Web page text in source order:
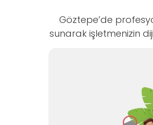
Göztepe’de
sunarak işletmenizin